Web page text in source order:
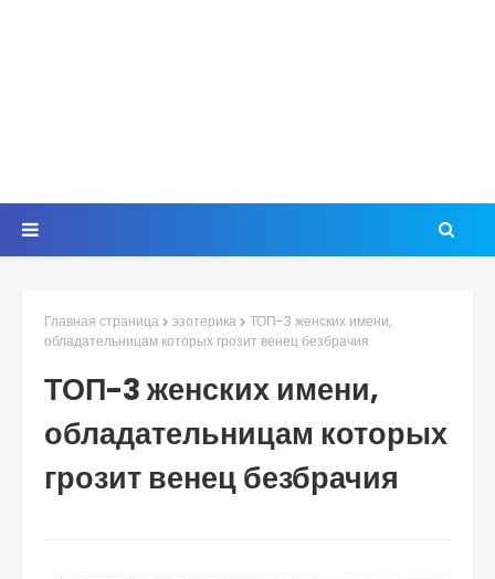
Главная страница эзотерика
ТОП-3 женских имени,
обладательницам которых грозит венец безбрачия
ТОП-3 женских имени,
обладательницам которых
грозит венец безбрачия